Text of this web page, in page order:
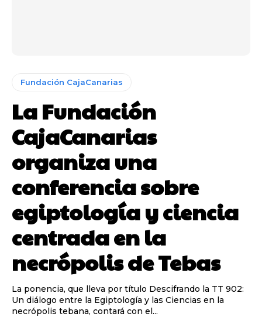
Fundación CajaCanarias
La Fundación
CajaCanarias
organiza una
conferencia sobre
egiptología y ciencia
centrada en la
necrópolis de Tebas
La ponencia, que lleva por título Descifrando la TT 902:
Un diálogo entre la Egiptología y las Ciencias en la
necrópolis tebana, contará con el...